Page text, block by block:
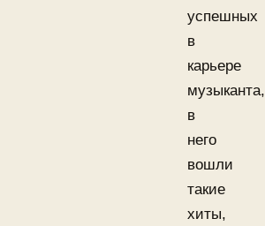
успешных
в
карьере
музыканта,
в
него
вошли
такие
хиты,